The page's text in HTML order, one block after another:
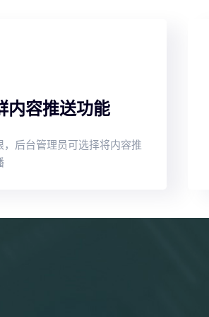
内容推送功能
，后台管理员可选择将内容推